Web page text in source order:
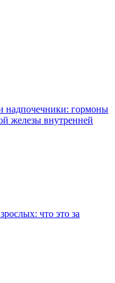
надпочечники: гормоны
железы внутренней
что это за